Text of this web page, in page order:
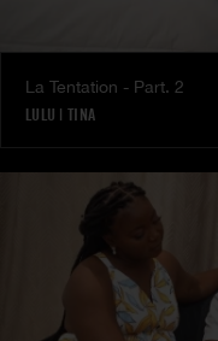
La Tentation - Part. 2
LULU | TINA